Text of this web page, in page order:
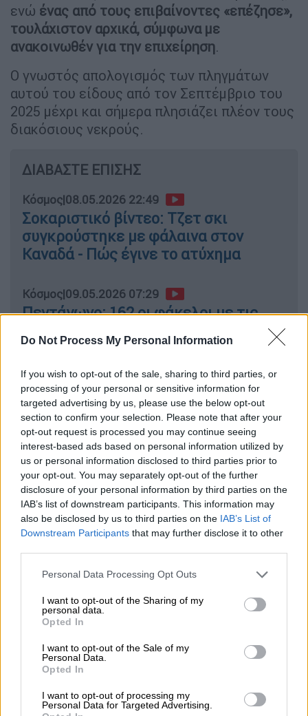
Do Not Process My Personal Information
If you wish to opt-out of the sale, sharing to third parties, or
processing of your personal or sensitive information for
targeted advertising by us, please use the below opt-out
section to confirm your selection. Please note that after your
opt-out request is processed you may continue seeing
interest-based ads based on personal information utilized by
us or personal information disclosed to third parties prior to
your opt-out. You may separately opt-out of the further
disclosure of your personal information by third parties on the
IAB’s list of downstream participants. This information may
also be disclosed by us to third parties on the IAB’s List of
Downstream Participants that may further disclose it to other
Please note that this website/app uses one or more Google
not limited to your visit or usage behaviour. You may click to
grant or deny consent to Google and its third-party tags to
use your data for below specified purposes in below Google
consent section.
Personal Data Processing Opt Outs
I want to opt-out of the Sharing of my
personal data.
Opted In
I want to opt-out of the Sale of my
Personal Data.
Opted In
I want to opt-out of processing my
Personal Data for Targeted Advertising.
ενώ ένας από τους επιβαίνοντες «επέζησε»,
τουλάχιστον αρχικά, σύμφωνα με
ανακοινωθέν για την επιχείρηση.
Ο γνωστός απολογισμός των πληγμάτων
αυτού του είδους από τον Σεπτέμβριο του
2025 μέχρι και σήμερα πλησιάζει πλέον τους
διακόσιους νεκρούς.
ΔΙΑΒΑΣΤΕ ΕΠΙΣΗΣ
Κόσμος|08.05.2026 22:49
Σοκαριστικό βίντεο: Τζετ σκι
συγκρούστηκε με φάλαινα στον
Καναδά - Πώς έγινε το ατύχημα
Κόσμος|09.05.2026 07:29
Πεντάγωνο: 162 οι φάκελοι με τις
θεάσεις UFO - Οι τρεις αναφορές για
ΑΤΙΑ στην Ελλάδα
Το πλεούμενο χτυπήθηκε καθώς «κινείτο σε
γνωστές θαλάσσιες διαδρομές διακίνησης
ναρκωτικών στον ανατολικό Ειρηνικό και
επιδιδόταν σε επιχειρήσεις διακίνησης
ναρκωτικών», ανέφερε μέσω X,
χρησιμοποιώντας την τυποποιημένη
ορολογία του για τις επιχειρήσεις του
είδους, το μεικτό διοικητήριο των
αμερικανικών ενόπλων δυνάμεων που είναι
αρμόδιο για την περιοχή της Λατινικής
Αμερικής και της Καραϊβικής (SOUTHCOM),
παραθέτοντας «αποχαρακτηρισμένο»
ασπρόμαυρο βίντεο διάρκειας 10
δευτερολέπτων, που απαθανατίζει το
πλήγμα και την καταστροφή του σκάφους.
On May 8, at the direction of